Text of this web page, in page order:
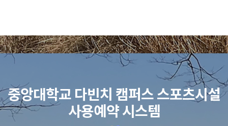
중앙대학교 다빈치 캠퍼스 스포츠시설
사용예약 시스템